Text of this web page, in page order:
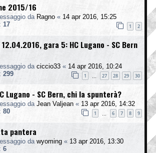
2015/16
da Ragno « 14 apr 2016, 15:25
17 1 2
gara 5: HC Lugano - SC Bern
da ciccio33 « 14 apr 2016, 10:24
299 1 27 28 29 30
Lugano - SC Bern, chi la spunterà?
da Jean Valjean « 13 apr 2016, 14:32
80 1 6 7 8 9
pantera
da wyoming « 13 apr 2016, 13:30
6